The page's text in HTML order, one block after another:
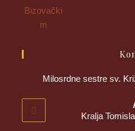
Milosrdne sestre sv.
Kralja